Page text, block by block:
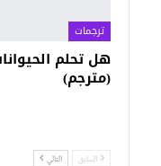
ترجمات
هل تحلم
(مترجم)
السابق التالي